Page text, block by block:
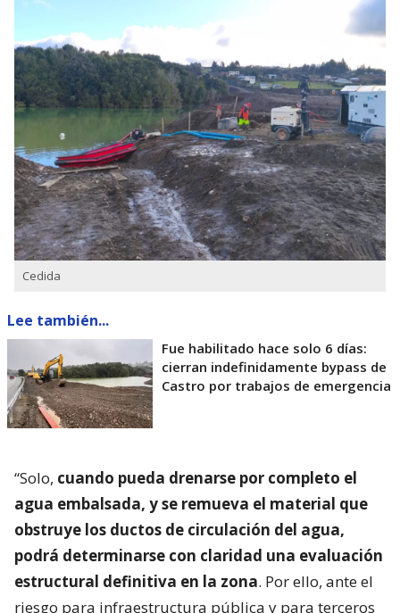
Cedida
Lee también...
Fue habilitado hace solo 6 días:
cierran indefinidamente bypass de
Castro por trabajos de emergencia
“Solo, cuando pueda drenarse por completo el
agua embalsada, y se remueva el material que
obstruye los ductos de circulación del agua,
podrá determinarse con claridad una evaluación
estructural definitiva en la zona. Por ello, ante el
riesgo para infraestructura pública y para terceros